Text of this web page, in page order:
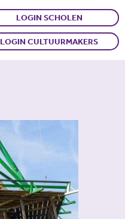
LOGIN SCHOLEN
LOGIN CULTUURMAKERS